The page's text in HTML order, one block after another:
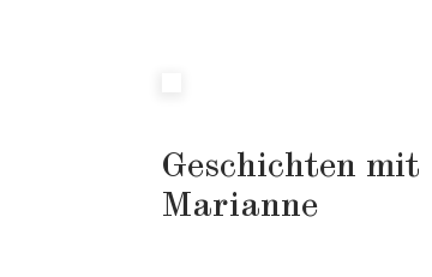
Geschichten mit
Marianne